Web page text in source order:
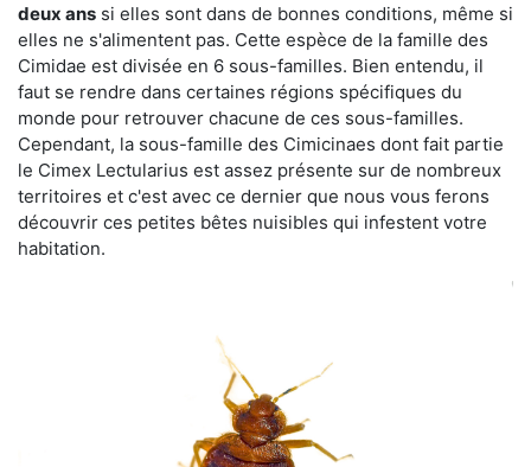
deux ans si elles sont dans de bonnes conditions, même si
elles ne s'alimentent pas. Cette espèce de la famille des
Cimidae est divisée en 6 sous-familles. Bien entendu, il
faut se rendre dans certaines régions spécifiques du
monde pour retrouver chacune de ces sous-familles.
Cependant, la sous-famille des Cimicinaes dont fait partie
le Cimex Lectularius est assez présente sur de nombreux
territoires et c'est avec ce dernier que nous vous ferons
découvrir ces petites bêtes nuisibles qui infestent votre
habitation.